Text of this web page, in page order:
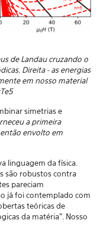
de Landau cruzando o
Direita - as energias
em nosso material
simetrias e
a primeira
envolto em
linguagem da física.
são robustos contra
pareciam
já foi contemplado com
teóricas de
da matéria”. Nosso